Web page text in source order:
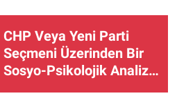
CHP Veya Yeni Parti
Seçmeni Üzerinden Bir
Sosyo-Psikolojik Analiz